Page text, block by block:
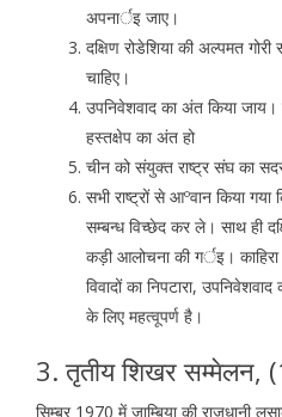
अपनार्इ जाए।
दक्षिण रोडेशिया की अल्पमत गोरी
चाहिए।
उपनिवेशवाद का अंत किया जाय।
हस्तक्षेप का अंत हो
चीन को संयुक्त राष्ट्र संघ का
सभी राष्ट्रों से आºवान किया
सम्बन्ध विच्छेद कर ले। साथ ही
कड़ी आलोचना की गर्इ। काहिरा
विवादों का निपटारा,
के लिए महत्वूपर्ण है।
3. तृतीय शिखर सम्मेलन,
सिम्बर 1970 में जाम्बिया की राजधानी